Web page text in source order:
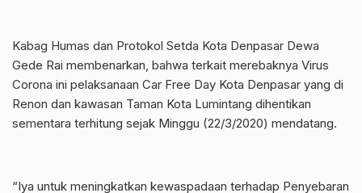
Kabag Humas dan Protokol Setda Kota Denpasar Dewa
Gede Rai membenarkan, bahwa terkait merebaknya Virus
Corona ini pelaksanaan Car Free Day Kota Denpasar yang di
Renon dan kawasan Taman Kota Lumintang dihentikan
sementara terhitung sejak Minggu (22/3/2020) mendatang.
“Iya untuk meningkatkan kewaspadaan terhadap Penyebaran